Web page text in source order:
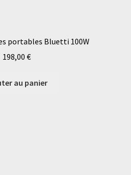
portables Bluetti 100W
198,00 €
au panier